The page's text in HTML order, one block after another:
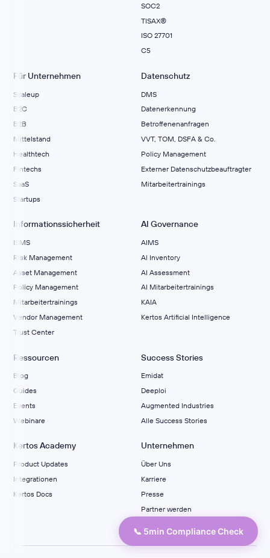
SOC2
TISAX®
ISO 27701
C5
Für Unternehmen
Scaleup
B2C
B2B
Mittelstand
Healthtech
Fintechs
SaaS
Startups
Datenschutz
DMS
Datenerkennung
Betroffenenanfragen
VVT, TOM, DSFA & Co.
Policy Management
Externer Datenschutzbeauftragter
Mitarbeitertrainings
Informationssicherheit
ISMS
Risk Management
Asset Management
Policy Management
Mitarbeitertrainings
Vendor Management
Trust Center
AI Governance
AIMS
Al Inventory
AI Assessment
AI Mitarbeitertrainings
KAIA
Kertos Artificial Intelligence
Ressourcen
Blog
Guides
Events
Webinare
Success Stories
Emidat
Deeploi
Augmented Industries
Alle Success Stories
Kertos Academy
Product Updates
Integrationen
Kertos Docs
Unternehmen
Über Uns
Karriere
Presse
Partner werden
📞 5min Compliance Check